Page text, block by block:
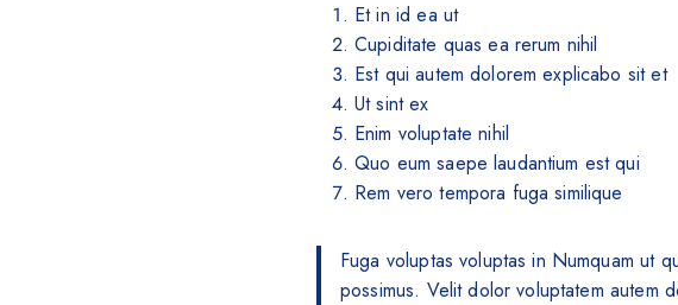
Et in id ea ut
Cupiditate quas ea rerum nihil
Est qui autem dolorem explicabo sit et
Ut sint ex
Enim voluptate nihil
Quo eum saepe laudantium est qui
Rem vero tempora fuga similique
Fuga voluptas voluptas in Numquam ut
possimus. Velit dolor voluptatem autem